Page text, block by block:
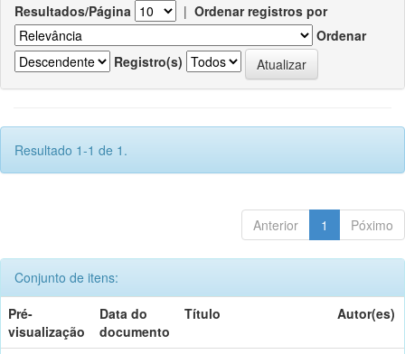
Resultados/Página | Ordenar registros por
Ordenar
Registro(s)
Resultado 1-1 de 1.
Anterior 1 Póximo
Conjunto de itens:
Pré-
visualização
Data do
documento
Título Autor(es)